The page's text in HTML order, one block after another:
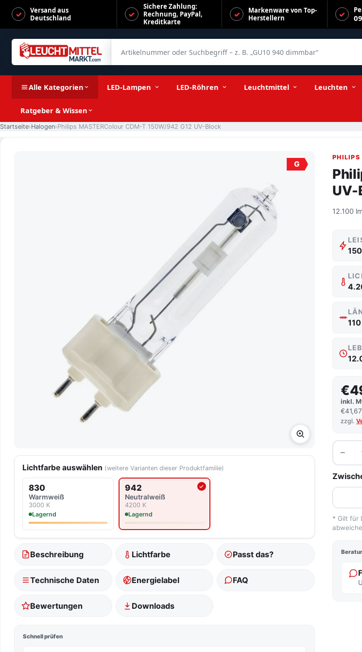
Versand aus
Deutschland
Sichere Zahlung:
Rechnung, PayPal,
Kreditkarte
Markenware von Top-
Herstellern
Alle Kategorien LED-Lampen LED-Röhren Leuchtmittel Leuchten
Ratgeber & Wissen
Startseite Halogen Philips MASTERColour CDM-T 150W/942 G12 UV-Block
PHILIPS
UV-
12.100
G
Lichtfarbe auswählen (weitere Varianten dieser Produktfamilie)
830
Warmweiß
3000 K
Lagernd
942
Neutralweiß
4200 K
Lagernd
Aktuell ausgewählte Lichtfarbe
Beschreibung Lichtfarbe Passt das?
Technische Daten Energielabel FAQ
Bewertungen Downloads
Schnell prüfen
inkl.
zzgl.
−
Menge
* Gilt für
Philips MASTERColour CDM-T 150W/942 G12 UV-Block